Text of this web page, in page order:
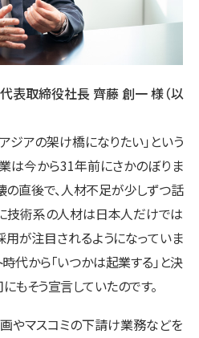
表取締役社長 齊藤 創一 様（以
ジアの架け橋になりたい」という
は今から31年前にさかのぼりま
の直後で、人材不足が少しずつ話
技術系の人材は日本人だけでは
用が注目されるようになっていま
代から「いつかは起業する」と決
もそう宣言していたのです。
やマスコミの下請け業務などを